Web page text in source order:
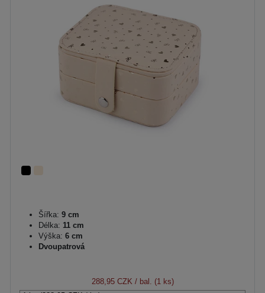
Šířka: 9 cm
Délka: 11 cm
Výška: 6 cm
Dvoupatrová
288,95 CZK / bal. (1 ks)